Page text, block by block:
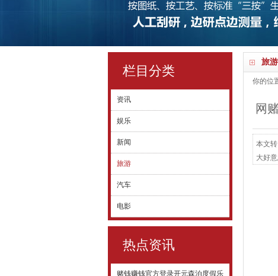
栏目分类
资讯
娱乐
新闻
旅游
汽车
电影
热点资讯
赌钱赚钱官方登录开元森泊度假乐
旅游
你的位
网
本文
大好